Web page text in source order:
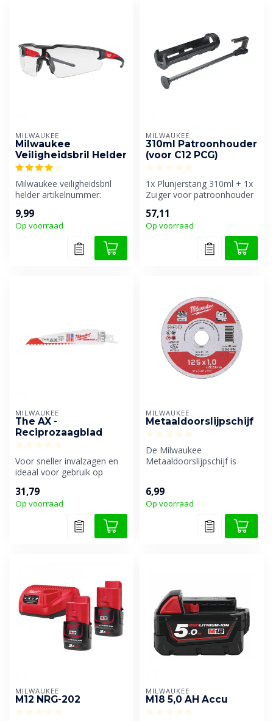
MILWAUKEE
Milwaukee
Veiligheidsbril Helder
Milwaukee veiligheidsbril
helder artikelnummer:
9,99
Op voorraad
MILWAUKEE
310ml Patroonhouder
(voor C12 PCG)
1x Plunjerstang 310ml + 1x
Zuiger voor patroonhouder
57,11
Op voorraad
MILWAUKEE
The AX -
Reciprozaagblad
Voor sneller invalzagen en
ideaal voor gebruik op
plaatse...
31,79
Op voorraad
MILWAUKEE
Metaaldoorslijpschijf
De Milwaukee
Metaaldoorslijpschijf is
6,99
Op voorraad
MILWAUKEE
M12 NRG-202
MILWAUKEE
M18 5,0 AH Accu